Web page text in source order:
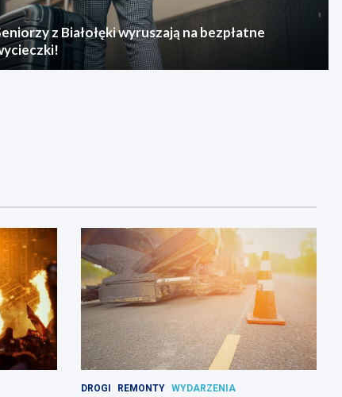
z Białołęki wyruszają na bezpłatne
DROGI REMONTY WYDARZENIA